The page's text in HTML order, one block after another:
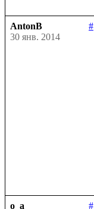
AntonB
#
30 янв. 2014
o_a #